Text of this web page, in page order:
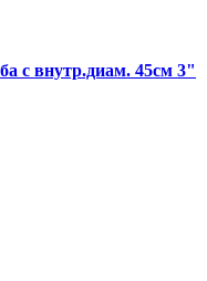
с внутр.диам. 45см 3"